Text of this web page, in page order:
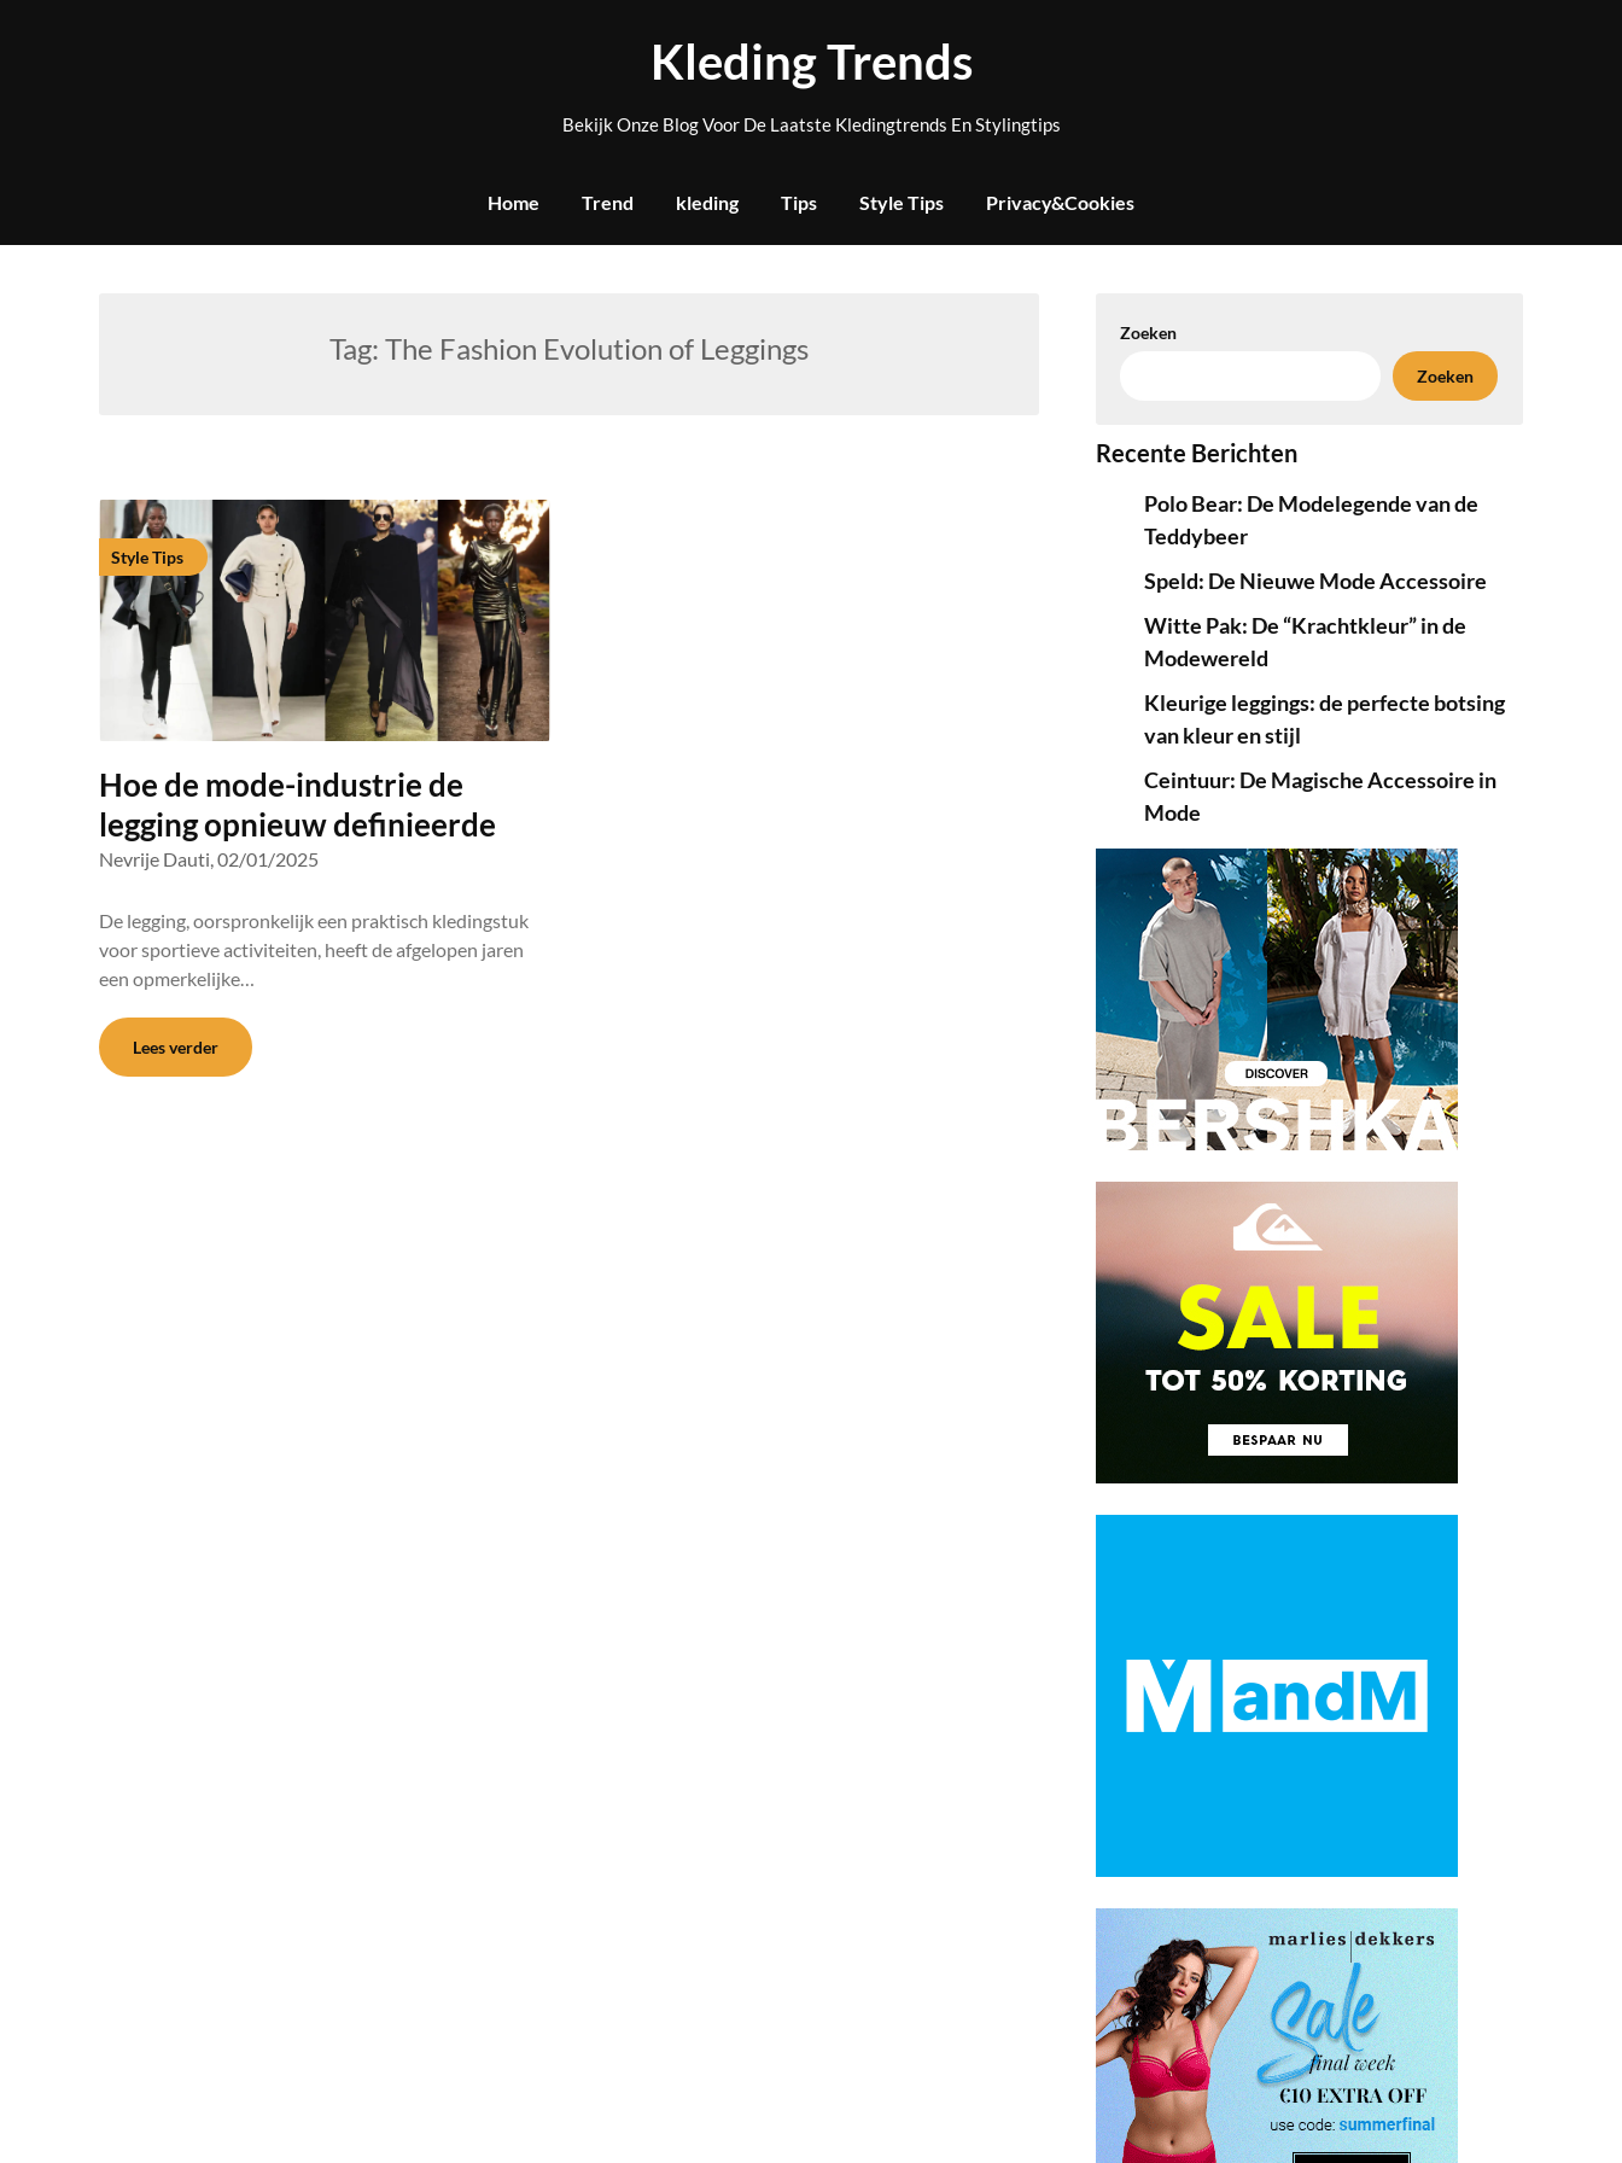
Kleding Trends
Bekijk Onze Blog Voor De Laatste Kledingtrends En Stylingtips
Home Trend kleding Tips Style Tips Privacy&Cookies
Tag: The Fashion Evolution of Leggings
Style Tips
Hoe de mode-industrie de
legging opnieuw definieerde
Nevrije Dauti,02/01/2025
De legging, oorspronkelijk een praktisch kledingstuk
voor sportieve activiteiten, heeft de afgelopen jaren
een opmerkelijke…
Lees verder
Zoeken
Zoeken
Recente Berichten
Polo Bear: De Modelegende van de
Teddybeer
Speld: De Nieuwe Mode Accessoire
Witte Pak: De “Krachtkleur” in de
Modewereld
Kleurige leggings: de perfecte botsing
van kleur en stijl
Ceintuur: De Magische Accessoire in
Mode